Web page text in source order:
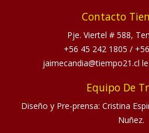
Contacto
Pje. Viertel # 588,
+56 45 242 1805 /
jaimecandia@tiempo21.cl
Equipo De
Diseño y Pre-prensa: Cristina
Nuñez.